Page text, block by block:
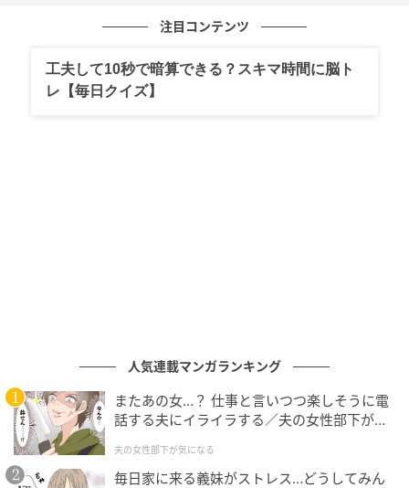
ている着圧レッグウェアのブランドです。足首から上
脚をスッキリと引き締めます。
をかけると、足首から上へいくほど圧力が低くなるよ
う設計されており、心地よい引き締め感で脚をスッキ
リとサポートしてくれます。シーンに合わせて適切な
着圧ソックスを取り入れるのがポイントというわけで
す。
注目コンテンツ
工夫して10秒で暗算できる？スキマ時間に脳ト
レ【毎日クイズ】
人気連載マンガランキング
またあの女…？ 仕事と言いつつ楽しそうに電
話する夫にイライラする／夫の女性部下が気
夫の女性部下が気になる
毎日家に来る義妹がストレス…どうしてみん